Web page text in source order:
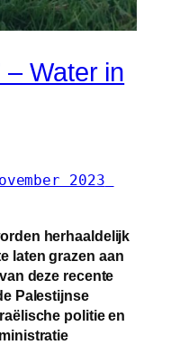
– Water in
herhaaldelijk
laten grazen aan
deze recente
Palestijnse
politie en